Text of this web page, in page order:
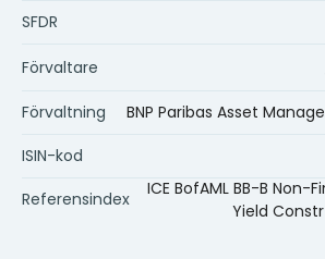
SFDR
Förvaltare
Förvaltning
BNP Paribas Asset
ISIN-kod
Referensindex
ICE BofAML BB-B Non-
Yield Constr